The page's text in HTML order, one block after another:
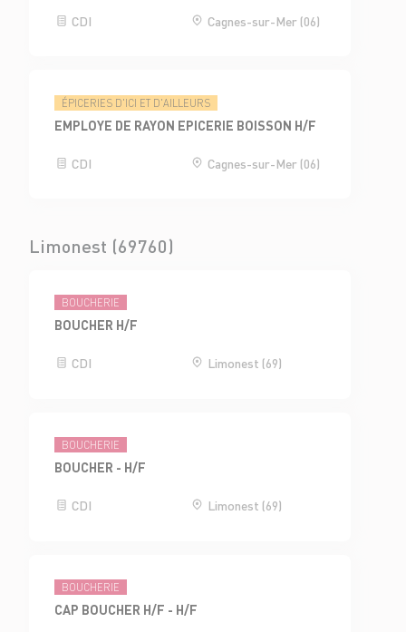
CDI Cagnes-sur-Mer (06)
ÉPICERIES D'ICI ET D'AILLEURS
EMPLOYE DE RAYON EPICERIE BOISSON H/F
CDI Cagnes-sur-Mer (06)
Limonest (69760)
BOUCHERIE
BOUCHER H/F
CDI Limonest (69)
BOUCHERIE
BOUCHER - H/F
CDI Limonest (69)
BOUCHERIE
CAP BOUCHER H/F - H/F